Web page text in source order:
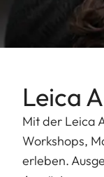
Leica
Mit der Leica
Workshops,
erleben.